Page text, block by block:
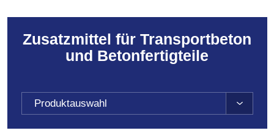
Zusatzmittel für Transportbeton
und Betonfertigteile
Produktauswahl